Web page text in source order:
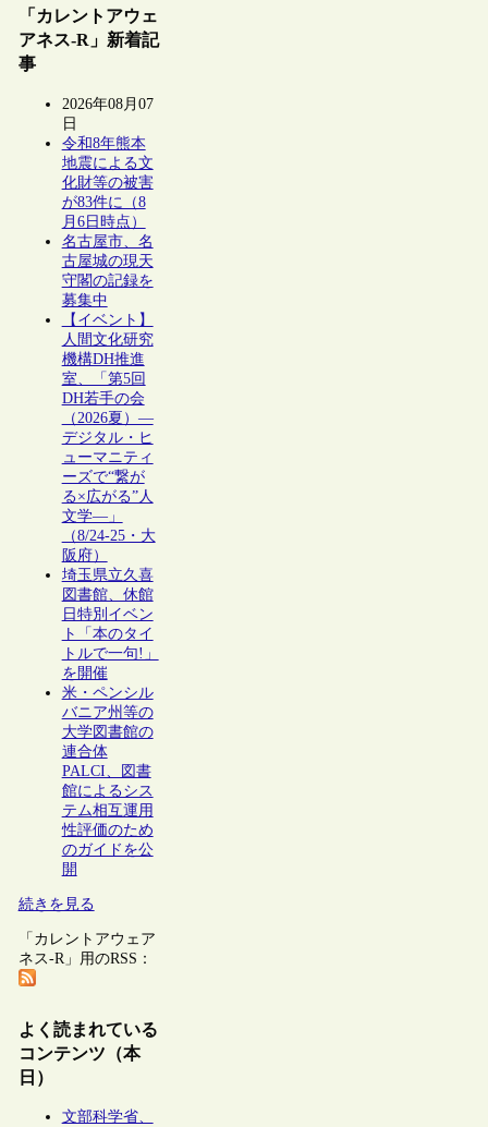
「カレントアウェ
アネス-R」新着記
事
2026年08月07
日
令和8年熊本
地震による文
化財等の被害
が83件に（8
月6日時点）
名古屋市、名
古屋城の現天
守閣の記録を
募集中
【イベント】
人間文化研究
機構DH推進
室、「第5回
DH若手の会
（2026夏）―
デジタル・ヒ
ューマニティ
ーズで“繋が
る×広がる”人
文学―」
（8/24-25・大
阪府）
埼玉県立久喜
図書館、休館
日特別イベン
ト「本のタイ
トルで一句!」
を開催
米・ペンシル
バニア州等の
大学図書館の
連合体
PALCI、図書
館によるシス
テム相互運用
性評価のため
のガイドを公
開
続きを見る
「カレントアウェア
ネス-R」用のRSS：
よく読まれている
コンテンツ（本
日）
文部科学省、